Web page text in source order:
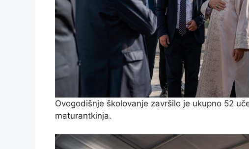
Ovogodišnje školovanje završilo je ukupno 52
maturantkinja.